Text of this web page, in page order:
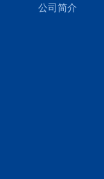
公司简介